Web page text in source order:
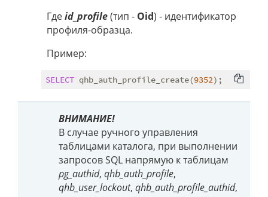
Гдеid_profile(тип - Oid) - идентификатор
профиля-образца.
Пример:
SELECT qhb_auth_profile_create(9352
ВНИМАНИЕ!
В случае ручного управления
таблицами каталога, при выполнении
запросов SQL напрямую к таблицам
pg_authid, qhb_auth_profile,
qhb_user_lockout, qhb_auth_profile_authid,